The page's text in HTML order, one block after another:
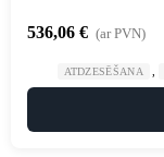
536,06 € (ar PVN)
ATDZESĒŠANA